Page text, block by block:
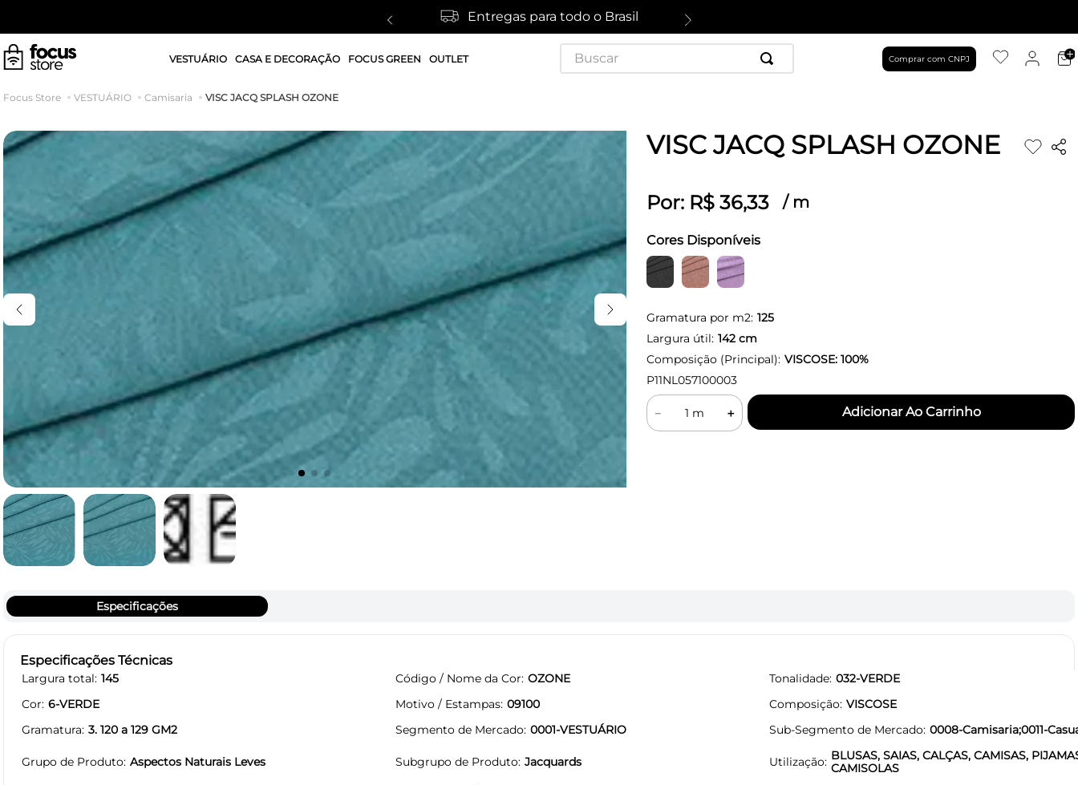
Entregas para todo o Brasil
VESTUÁRIO CASA E DECORAÇÃO FOCUS GREEN OUTLET
Buscar
Comprar com CNPJ
VESTUÁRIO Camisaria VISC JACQ SPLASH OZONE
VISC JACQ SPLASH OZONE
Por: R$ 36,33 / m
Cores Disponíveis
Gramatura por m2: 125
Largura útil: 142cm
Composição (Principal): VISCOSE: 100%
P11NL057100003
＋
－
Especificações
Especificações Técnicas
Largura total 145 Código / Nome da Cor OZONE Tonalidade 032-VERDE
Cor 6-VERDE Motivo / Estampas 09100 Composição VISCOSE
Gramatura 3. 120 a 129 GM2 Segmento de Mercado 0001-VESTUÁRIO Sub-Segmento de Mercado 0008-Camisaria;0011-
Grupo de Produto Aspectos Naturais Leves Subgrupo de Produto Jacquards Utilização BLUSAS, SAIAS, CALÇAS, CAMISAS,
CAMISOLAS